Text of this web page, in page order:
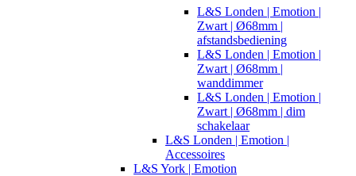
L&S Londen | Emotion |
Zwart | Ø68mm |
afstandsbediening
L&S Londen | Emotion |
Zwart | Ø68mm |
wanddimmer
L&S Londen | Emotion |
Zwart | Ø68mm | dim
schakelaar
L&S Londen | Emotion |
Accessoires
L&S York | Emotion